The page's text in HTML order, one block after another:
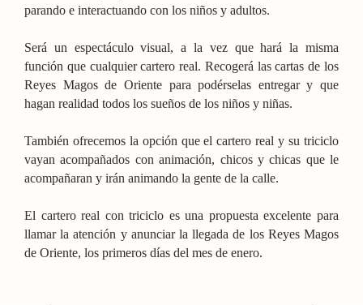
parando e interactuando con los niños y adultos.
Será un espectáculo visual, a la vez que hará la misma
función que cualquier cartero real. Recogerá las cartas de los
Reyes Magos de Oriente para podérselas entregar y que
hagan realidad todos los sueños de los niños y niñas.
También ofrecemos la opción que el cartero real y su triciclo
vayan acompañados con animación, chicos y chicas que le
acompañaran y irán animando la gente de la calle.
El cartero real con triciclo es una propuesta excelente para
llamar la atención y anunciar la llegada de los Reyes Magos
de Oriente, los primeros días del mes de enero.